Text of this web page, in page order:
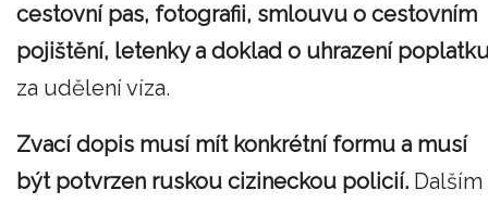
cestovní pas, fotografii, smlouvu o cestovním
pojištění, letenky a doklad o uhrazení
za udělení víza.
Zvací dopis musí mít konkrétní formu a musí
být potvrzen ruskou cizineckou policií. Dalším